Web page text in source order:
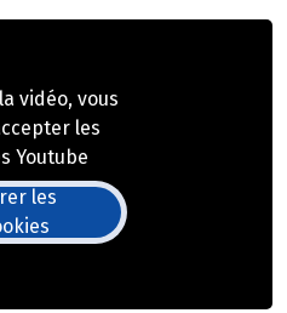
vidéo, vous
les
Youtube
les